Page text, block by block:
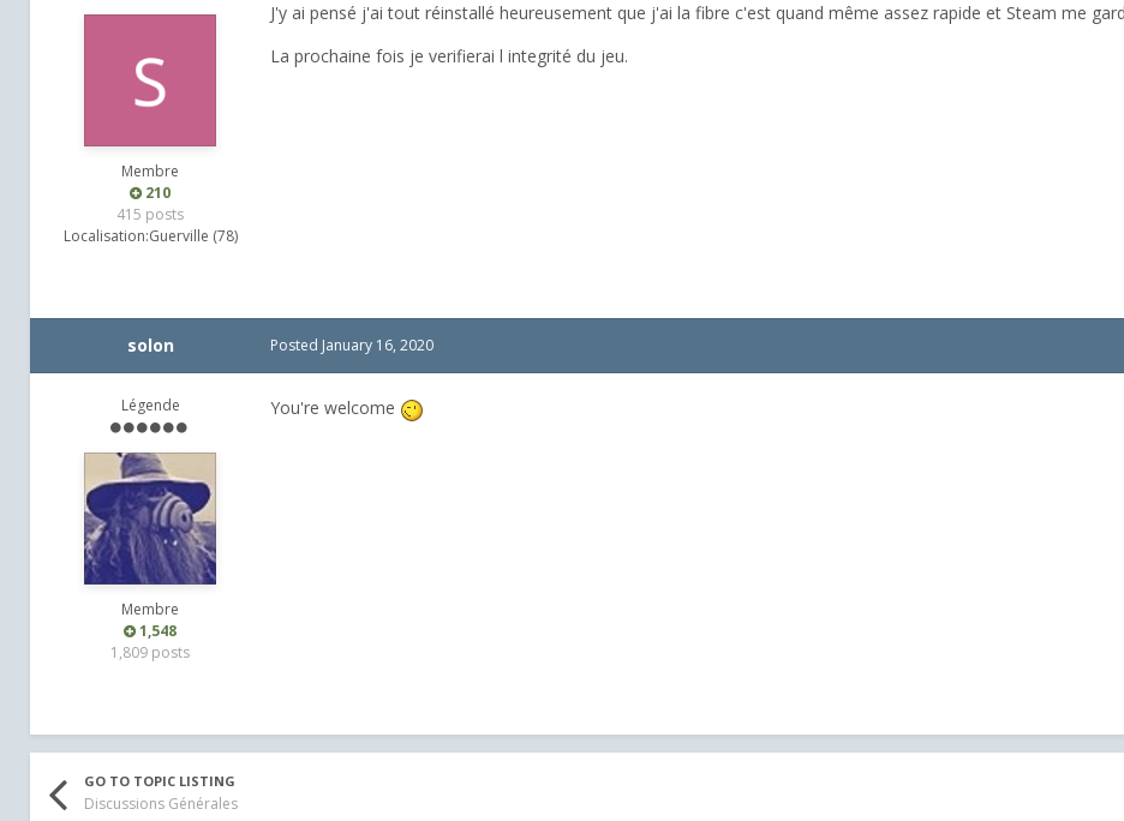
Membre
210
415 posts
Localisation:Guerville (78)
J'y ai pensé j'ai tout réinstallé heureusement que j'ai la fibre c'est quand même assez rapide et Steam me
La prochaine fois je verifierai l integrité du jeu.
solon
Légende
Membre
1,548
1,809 posts
Posted January 16, 2020
You're welcome
GO TO TOPIC LISTING
Discussions Générales